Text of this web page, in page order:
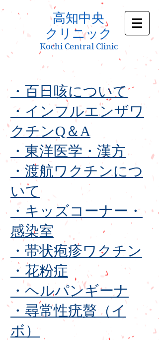
高知中央
クリニック
Kochi Central Clinic
・百日咳について
・インフルエンザワ
クチンQ＆A
・東洋医学・漢方
・渡航ワクチンにつ
いて
・キッズコーナー・
感染室
・帯状疱疹ワクチン
・花粉症
・ヘルパンギーナ
・尋常性疣贅（イ
ボ）